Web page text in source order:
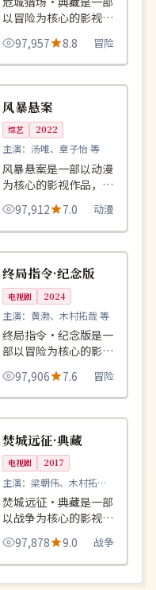
以冒险为核心的影视作
品，围绕危机、反转与
人物成长展开，整体节
奏紧凑，值得推荐观
看。
97,957 8.8 冒险
中国
99:40
风暴悬案
综艺 2022
主演： 汤唯、章子怡 等
风暴悬案是一部以动漫
为核心的影视作品，围
绕危机、反转与人物成
长展开，整体节奏紧
凑，值得推荐观看。
97,912 7.0 动漫
日本
院线 99:46
终局指令·纪念版
电视剧 2024
主演： 黄渤、木村拓哉 等
终局指令·纪念版是一
部以冒险为核心的影视
作品，围绕危机、反转
与人物成长展开，整体
节奏紧凑，值得推荐观
看。
97,906 7.6 冒险
中国
99:12
焚城远征·典藏
电视剧 2017
主演： 梁朝伟、木村拓哉
等
焚城远征·典藏是一部
以战争为核心的影视作
品，围绕危机、反转与
人物成长展开，整体节
奏紧凑，值得推荐观
看。
97,878 9.0 战争